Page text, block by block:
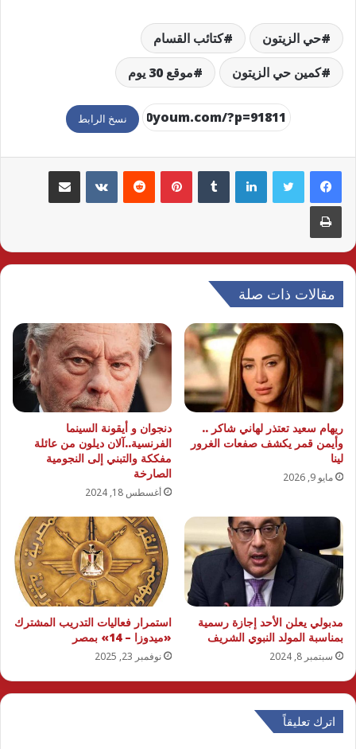
حي الزيتون
كتائب القسام
كمين حي الزيتون
موقع 30 يوم
نسخ الرابط
لينكدإن بينتيريست مشاركة عبر البريد
طباعة
مقالات ذات صلة
ريهام سعيد تعتذر لهاني شاكر ..
وأيمن قمر يكشف صفعات الغرور
لينا
مايو 9, 2026
دنجوان و أيقونة السينما
الفرنسية..آلان ديلون من عائلة
مفككة والتبني إلى النجومية
الصارخة
أغسطس 18, 2024
مدبولي يعلن الأحد إجازة رسمية
بمناسبة المولد النبوي الشريف
سبتمبر 8, 2024
استمرار فعاليات التدريب المشترك
«ميدوزا – 14» بمصر
نوفمبر 23, 2025
اترك تعليقاً